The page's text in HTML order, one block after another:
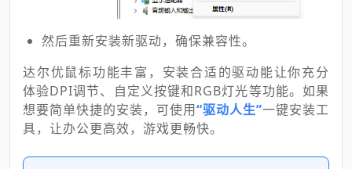
然后重新安装新驱动，确保兼容性。
达尔优鼠标功能丰富，安装合适的驱动能让你充分
体验DPI调节、自定义按键和RGB灯光等功能。如果
想要简单快捷的安装，可使用“驱动人生”一键安装工
具，让办公更高效，游戏更畅快。